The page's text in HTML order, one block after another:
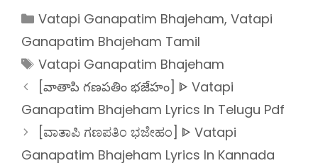
Categories
Vatapi Ganapatim Bhajeham, Vatapi
Ganapatim Bhajeham Tamil
Tags
Vatapi Ganapatim Bhajeham
[వాతాపి గణపతిం భజేహం] ᐈ Vatapi
Ganapatim Bhajeham Lyrics In Telugu Pdf
[ವಾತಾಪಿ ಗಣಪತಿಂ ಭಜೇಹಂ] ᐈ Vatapi
Ganapatim Bhajeham Lyrics In Kannada